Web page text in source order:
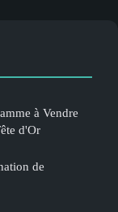
à Vendre
d'Or
de